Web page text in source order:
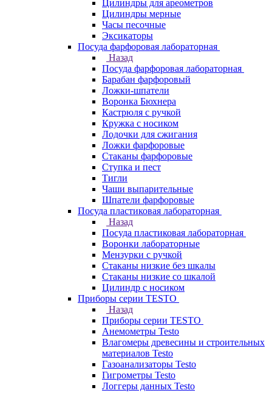
Цилиндры для ареометров
Цилиндры мерные
Часы песочные
Эксикаторы
Посуда фарфоровая лабораторная
Назад
Посуда фарфоровая лабораторная
Барабан фарфоровый
Ложки-шпатели
Воронка Бюхнера
Кастрюля с ручкой
Кружка с носиком
Лодочки для сжигания
Ложки фарфоровые
Стаканы фарфоровые
Ступка и пест
Тигли
Чаши выпарительные
Шпатели фарфоровые
Посуда пластиковая лабораторная
Назад
Посуда пластиковая лабораторная
Воронки лабораторные
Мензурки с ручкой
Стаканы низкие без шкалы
Стаканы низкие со шкалой
Цилиндр с носиком
Приборы серии TESTO
Назад
Приборы серии TESTO
Анемометры Testo
Влагомеры древесины и строительных
материалов Testo
Газоанализаторы Testo
Гигрометры Testo
Логгеры данных Testo